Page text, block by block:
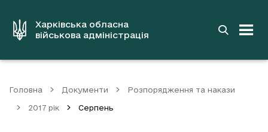
вмістуХарківська обласна
військова адміністрація
Головна Документи Розпорядження та накази
2017 рік Серпень